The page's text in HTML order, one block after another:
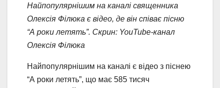
Найпопулярнішим на каналі священника
Олексія Філюка є відео, де він співає пісню
“А роки летять”. Скрин: YouTube-канал
Олексія Філюка
Найпопулярнішим на каналі є відео з піснею
“А роки летять”, що має 585 тисяч